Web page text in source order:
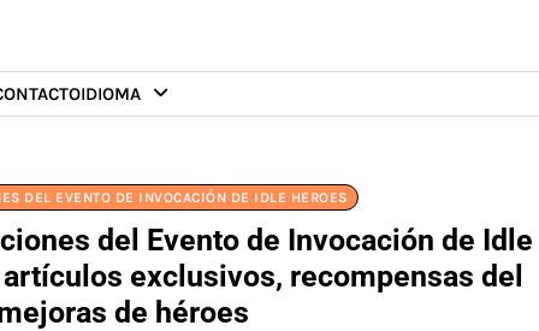
IDIOMA
DEL EVENTO DE INVOCACIÓN DE IDLE HEROES
del Evento de Invocación de Idle
exclusivos, recompensas del
de héroes